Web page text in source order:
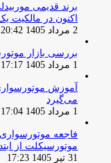
اکنون در مالکیت
2 مرداد 1405 20:42
بررسی بازار
1 مرداد 1405 17:17
آموزش
می‌گیرد
1 مرداد 1405 17:04
موتورسیکلت از ابتدای سال 1405 تا
31 تیر 1405 17:23